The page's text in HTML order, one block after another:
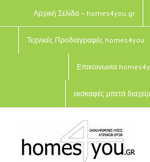
Αρχική Σελίδα – homes4you.gr
Τεχνικές Προδιαγραφές homes4you
Επικοινωνία
εκσκαφές μπετά